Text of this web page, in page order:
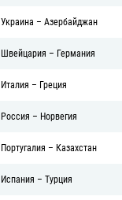
Украина – Азербайджан
Швейцария – Германия
Италия – Греция
Россия – Норвегия
Португалия – Казахстан
Испания – Турция